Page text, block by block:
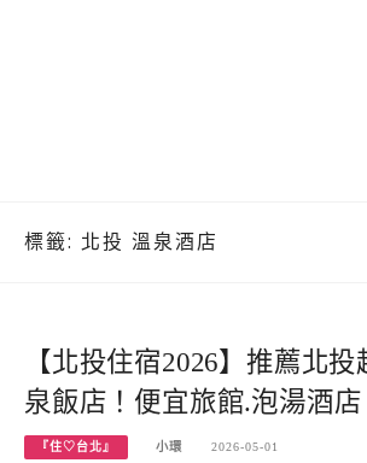
標籤: 北投 溫泉酒店
【北投住宿2026】推薦北
泉飯店！便宜旅館.泡湯酒店
『住♡台北』 小環 2026-05-01